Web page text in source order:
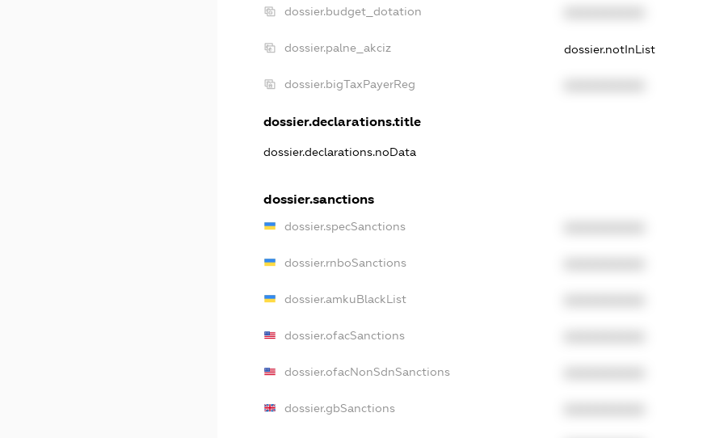
dossier.budget_dotation
dossier.palne_akciz dossier.notInList
dossier.bigTaxPayerReg
dossier.declarations.title
dossier.declarations.noData
dossier.sanctions
dossier.specSanctions
dossier.rnboSanctions
dossier.amkuBlackList
dossier.ofacSanctions
dossier.ofacNonSdnSanctions
dossier.gbSanctions